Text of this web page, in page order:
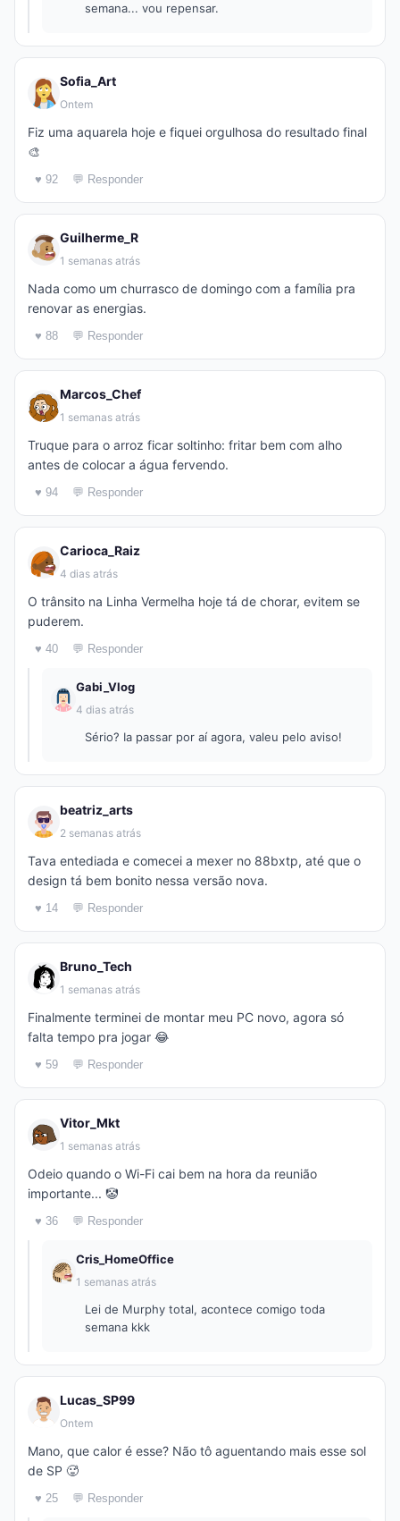
semana... vou repensar.
Sofia_Art
Ontem
Fiz uma aquarela hoje e fiquei orgulhosa do resultado final
🎨
♥ 92 💬 Responder
Guilherme_R
1 semanas atrás
Nada como um churrasco de domingo com a família pra
renovar as energias.
♥ 88 💬 Responder
Marcos_Chef
1 semanas atrás
Truque para o arroz ficar soltinho: fritar bem com alho
antes de colocar a água fervendo.
♥ 94 💬 Responder
Carioca_Raiz
4 dias atrás
O trânsito na Linha Vermelha hoje tá de chorar, evitem se
puderem.
♥ 40 💬 Responder
Gabi_Vlog
4 dias atrás
Sério? Ia passar por aí agora, valeu pelo aviso!
beatriz_arts
2 semanas atrás
Tava entediada e comecei a mexer no 88bxtp, até que o
design tá bem bonito nessa versão nova.
♥ 14 💬 Responder
Bruno_Tech
1 semanas atrás
Finalmente terminei de montar meu PC novo, agora só
falta tempo pra jogar 😂
♥ 59 💬 Responder
Vitor_Mkt
1 semanas atrás
Odeio quando o Wi-Fi cai bem na hora da reunião
importante... 🤡
♥ 36 💬 Responder
Cris_HomeOffice
1 semanas atrás
Lei de Murphy total, acontece comigo toda
semana kkk
Lucas_SP99
Ontem
Mano, que calor é esse? Não tô aguentando mais esse sol
de SP 🥵
♥ 25 💬 Responder